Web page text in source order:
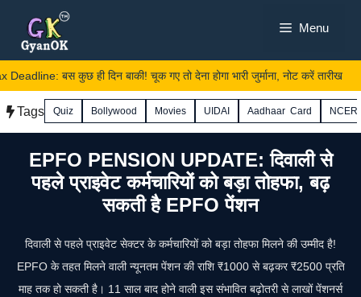
content
Menu
बस कुछ ही दिन बाकी! चूक गए तो देना होगा भारी जुर्माना, नोट करें तारीख
Tags Quiz Bollywood Movies UIDAI Aadhaar Card
EPFO PENSION UPDATE: दिवाली से
पहले प्राइवेट कर्मचारियों को बड़ा तोहफा, बढ़
सकती है EPFO पेंशन
दिवाली से पहले प्राइवेट सेक्टर के कर्मचारियों को बड़ा तोहफा मिलने की उम्मीद है!
EPFO के तहत मिलने वाली न्यूनतम पेंशन की राशि ₹1000 से बढ़कर ₹2500 प्रति
माह तक हो सकती है। 11 साल बाद होने वाली इस संभावित बढ़ोतरी से लाखों पेंशनर्स